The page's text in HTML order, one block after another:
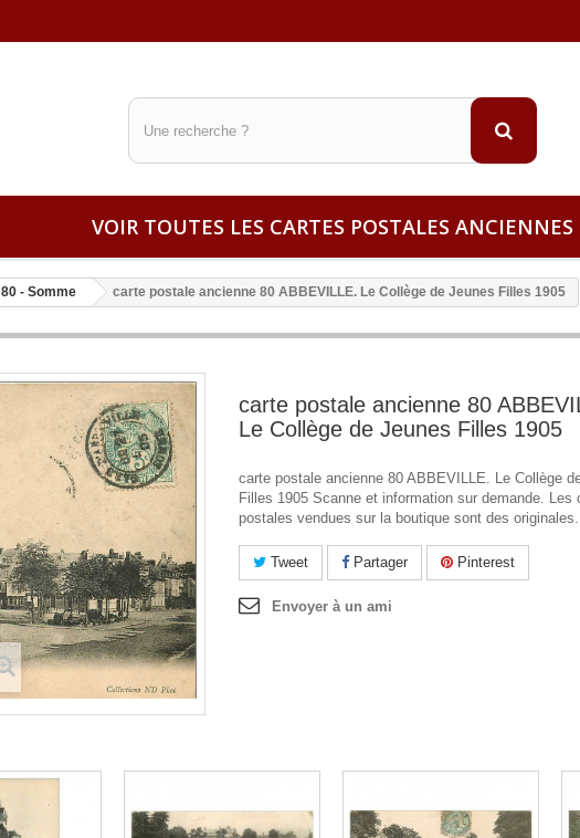
VOIR TOUTES LES CARTES POSTALES ANCIENNES
80 - Somme carte postale ancienne 80 ABBEVILLE. Le Collège de Jeunes Filles 1905
carte postale ancienne 80
Le Collège de Jeunes Filles 1905
carte postale ancienne 80 ABBEVILLE. Le Collège
Filles 1905 Scanne et information sur demande. Les
postales vendues sur la boutique sont des originales.
Tweet Partager Pinterest
Envoyer à un ami